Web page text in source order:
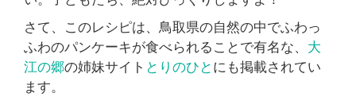
さて、このレシピは、鳥取県の自然の中でふわっ
ふわのパンケーキが食べられることで有名な、 大
江の郷の姉妹サイト とりのひとにも掲載されてい
ます。